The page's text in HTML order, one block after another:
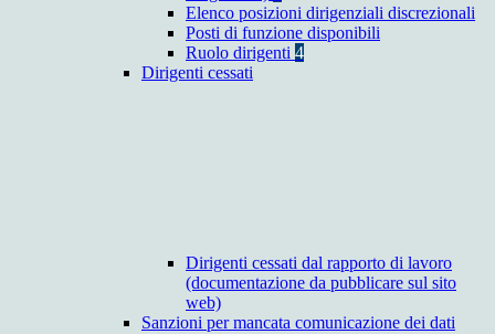
Elenco posizioni dirigenziali discrezionali
Posti di funzione disponibili
Ruolo dirigenti 4
Dirigenti cessati
Dirigenti cessati dal rapporto di lavoro
(documentazione da pubblicare sul sito
web)
Sanzioni per mancata comunicazione dei dati